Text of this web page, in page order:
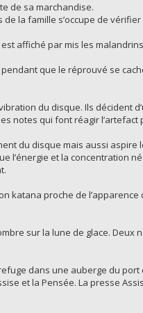
de sa marchandise.
la famille s’occupe de
affiché par mis les
que le réprouvé se
du disque. Ils décident
notes qui font réagir
du disque mais aussi aspire
et la concentration
katana proche de
sur la lune de glace.
dans une auberge du
et la Pensée. La presse